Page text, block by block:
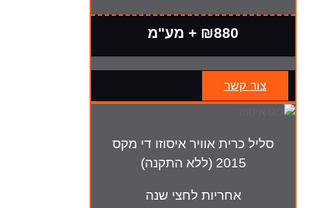
₪880 + מע"מ
צור קשר
סליל כרית אוויר איסוזו די מקס
2015 (ללא התקנה)
אחריות לחצי שנה